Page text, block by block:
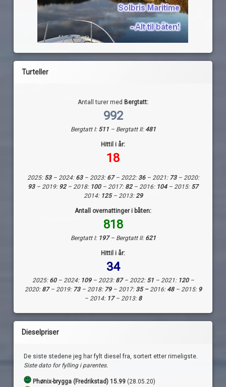
Turteller
Antall turer med Bergtatt:
992
Bergtatt I: 511 – Bergtatt II:481
Hittil i år:
18
2025: 53– 2024:63– 2023: 67– 2022: 36– 2021: 73– 2020:
93– 2019: 92– 2018: 100 – 2017: 82– 2016: 104– 2015: 57
2014: 125– 2013:29
Antall overnattinger i båten:
818
Bergtatt I: 197– Bergtatt II: 621
Hittil i år:
34
2025: 60– 2024: 109– 2023: 87– 2022: 51– 2021: 120–
2020: 87– 2019: 73– 2018: 79– 2017: 35 – 2016:48– 2015: 9
– 2014: 17– 2013: 8
Dieselpriser
De siste stedene jeg har fylt diesel fra, sortert etter rimeligste.
Siste dato for fylling i parentes.
Phønix-brygga (Fredrikstad) 15.99 (28.05.20)